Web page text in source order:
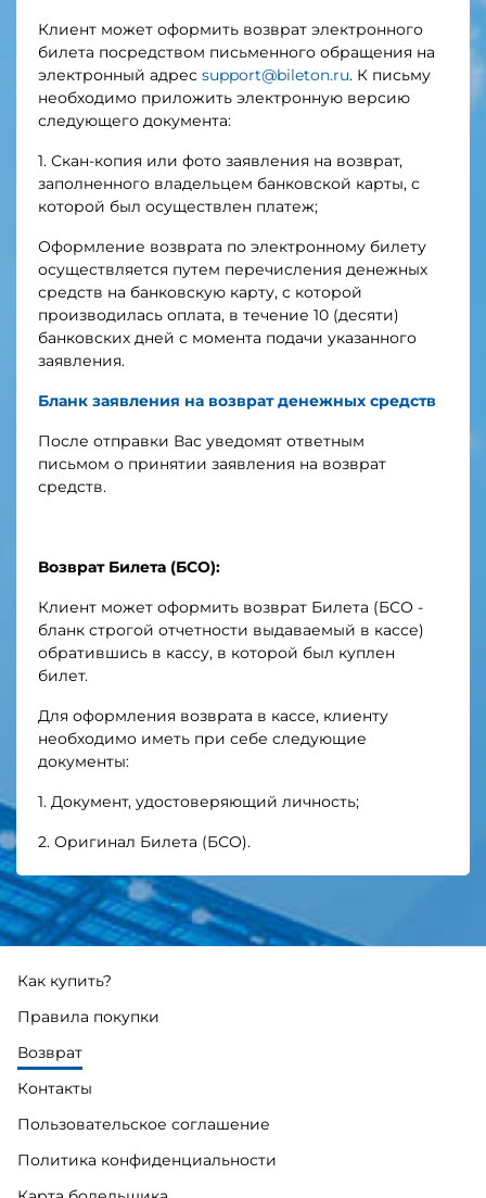
Клиент может оформить возврат электронного
билета посредством письменного обращения на
электронный адрес support@bileton.ru. К письму
необходимо приложить электронную версию
следующего документа:
1. Скан-копия или фото заявления на возврат,
заполненного владельцем банковской карты, с
которой был осуществлен платеж;
Оформление возврата по электронному билету
осуществляется путем перечисления денежных
средств на банковскую карту, с которой
производилась оплата, в течение 10 (десяти)
банковских дней с момента подачи указанного
заявления.
Бланк заявления на возврат денежных средств
После отправки Вас уведомят ответным
письмом о принятии заявления на возврат
средств.
Возврат Билета (БСО):
Клиент может оформить возврат Билета (БСО -
бланк строгой отчетности выдаваемый в кассе)
обратившись в кассу, в которой был куплен
билет.
Для оформления возврата в кассе, клиенту
необходимо иметь при себе следующие
документы:
1. Документ, удостоверяющий личность;
2. Оригинал Билета (БСО).
Как купить?
Правила покупки
Возврат
Контакты
Пользовательское соглашение
Политика конфиденциальности